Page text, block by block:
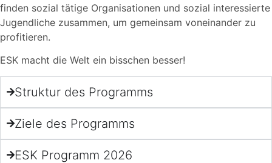
finden sozial tätige Organisationen und sozial interessierte
Jugendliche zusammen, um gemeinsam voneinander zu
profitieren.
ESK macht die Welt ein bisschen besser!
Struktur des Programms
Ziele des Programms
ESK Programm 2026